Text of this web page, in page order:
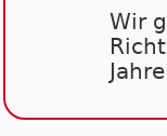
Wir